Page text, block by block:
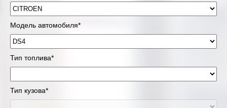
Модель автомобиля*
Тип топлива*
Тип кузова*